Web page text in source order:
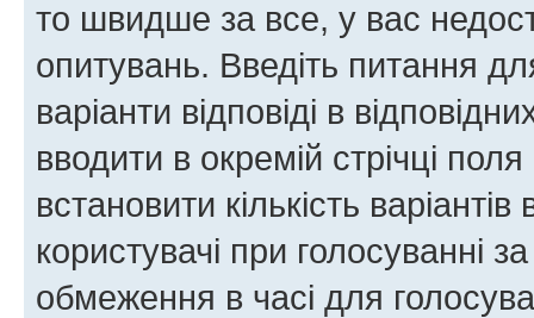
то швидше за все, у вас
опитувань. Введіть питання
варіанти відповіді в
вводити в окремій стрічці
встановити кількість
користувачі при голосуванні
обмеження в часі для